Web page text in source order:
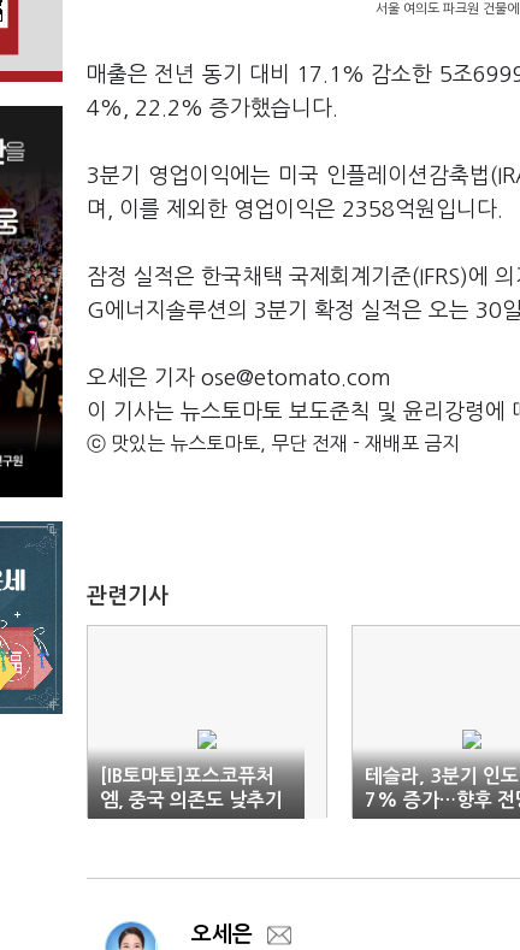
서울 여의도 파크원 건물
매출은 전년 동기 대비 17.1% 감소한 5조
4%, 22.2% 증가했습니다.
3분기 영업이익에는 미국 인플레이션감축법
며, 이를 제외한 영업이익은 2358억원입니다.
잠정 실적은 한국채택 국제회계기준(IFRS)에
G에너지솔루션의 3분기 확정 실적은 오는 30
오세은 기자 ose@etomato.com
이 기사는 뉴스토마토 보도준칙 및 윤리강령에
ⓒ 맛있는 뉴스토마토, 무단 전재 - 재배포 금지
관련기사
[IB토마토]포스코퓨처
엠, 중국 의존도 낮추기
본격화…원가 절감 '기
테슬라, 3분기 인
7% 증가…향후 전
‘암울’
오세은